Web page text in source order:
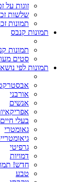
זוגות על
שלשות
תמונות
תמונות קנבס
תמונות
סטים
תמונות לפי נושא
אורבני
אנשים
בעלי חיים
גאומטרי
גרפיטי
דמויות
חדש!
טבע